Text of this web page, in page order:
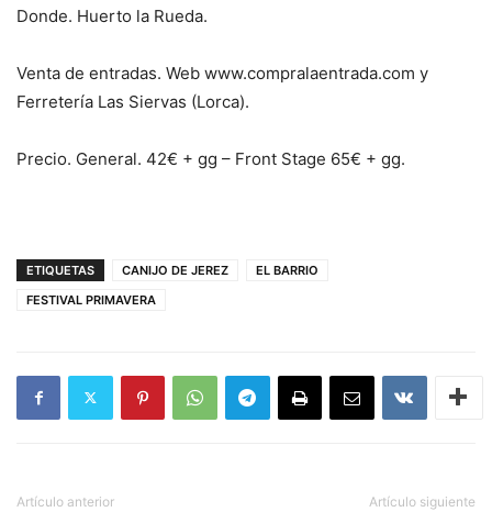
Donde. Huerto la Rueda.
Venta de entradas. Web www.compralaentrada.com y
Ferretería Las Siervas (Lorca).
Precio. General. 42€ + gg – Front Stage 65€ + gg.
ETIQUETAS CANIJO DE JEREZ
EL BARRIO
FESTIVAL PRIMAVERA
Artículo anterior Artículo siguiente